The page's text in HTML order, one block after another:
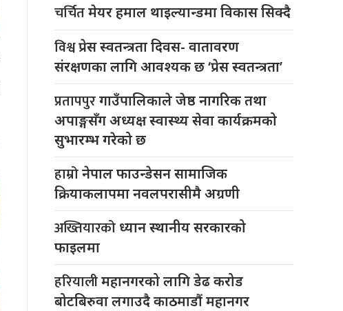
चर्चितमेयर हमाल थाइल्यान्डमा विकास सिक्दै
विश्वप्रेस स्वतन्त्रता दिवस- वातावरण
संरक्षणका लागि आवश्यक छ ‘प्रेस स्वतन्त्रता’
प्रतापपुरगाउँपालिकाले जेष्ठ नागरिक तथा
अपाङ्गसँग अध्यक्ष स्वास्थ्य सेवा कार्यक्रमको
सुभारम्भ गरेको छ
हाम्रोनेपाल फाउन्डेसन सामाजिक
क्रियाकलापमा नवलपरासीमै अग्रणी
अख्तियारको ध्यान स्थानीय सरकारको
फाइलमा
हरियालीमहानगरको लागि डेढ करोड
बोटबिरुवा लगाउदै काठमाडौं महानगर